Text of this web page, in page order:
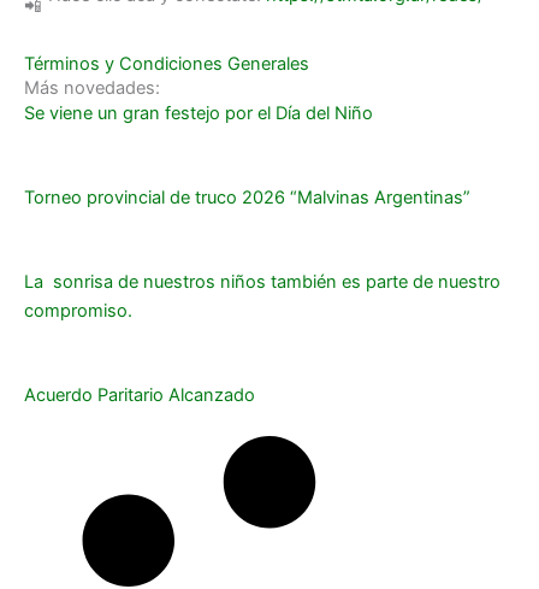
Términos y Condiciones Generales
Más novedades:
Se viene un gran festejo por el Día del Niño
Torneo provincial de truco 2026 “Malvinas Argentinas”
La sonrisa de nuestros niños también es parte de nuestro
compromiso.
Acuerdo Paritario Alcanzado